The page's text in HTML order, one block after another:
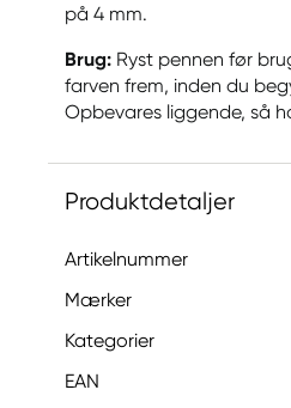
på 4 mm.
Brug: Ryst pennen før
farven frem, inden du
Opbevares liggende, så
Produktdetaljer
Artikelnummer
Mærker
Kategorier
EAN